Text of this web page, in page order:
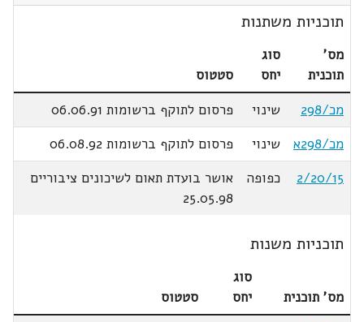
תוכניות משתנות
מס'
תוכנית
סוג
יחס
סטטוס
מכ/298
שינוי
פרסום לתוקף ברשומות 06.06.91
מכ/298א
שינוי
פרסום לתוקף ברשומות 06.08.92
2/20/15
כפופה
אושר בועדת תאום לשיכונים ציבוריים
25.05.98
תוכניות משנות
מס' תוכנית
סוג
יחס
סטטוס